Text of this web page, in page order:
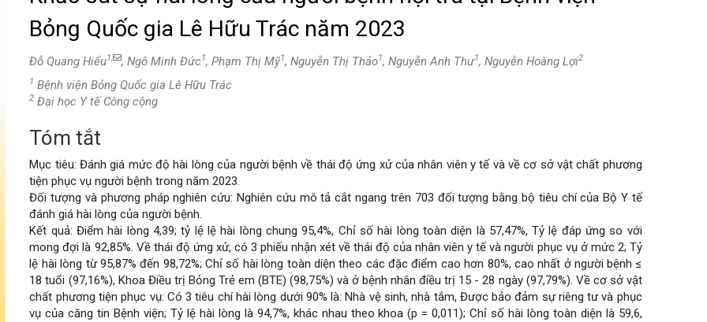
Bỏng Quốc gia Lê Hữu Trác năm 2023
Đỗ Quang Hiếu1, , Ngô Minh Đức1, Phạm Thị Mỹ1, Nguyễn Thị Thảo1, Nguyễn Anh Thư1, Nguyễn Hoàng Lợi2
1 Bệnh viện Bỏng Quốc gia Lê Hữu Trác
2 Đại học Y tế Công cộng
Nội
dung
chính
của
bài
viết
Tóm tắt
Mục tiêu: Đánh giá mức độ hài lòng của người bệnh về thái độ ứng xử của nhân viên y tế và về cơ sở vật chất phương
tiện phục vụ người bệnh trong năm 2023.
Đối tượng và phương pháp nghiên cứu: Nghiên cứu mô tả cắt ngang trên 703 đối tượng bằng bộ tiêu chí của Bộ Y tế
đánh giá hài lòng của người bệnh.
Kết quả: Điểm hài lòng 4,39; tỷ lệ lệ hài lòng chung 95,4%, Chỉ số hài lòng toàn diện là 57,47%, Tỷ lệ đáp ứng so với
mong đợi là 92,85%. Về thái độ ứng xử, có 3 phiếu nhận xét về thái độ của nhân viên y tế và người phục vụ ở mức 2; Tỷ
lệ hài lòng từ 95,87% đến 98,72%; Chỉ số hài lòng toàn diện theo các đặc điểm cao hơn 80%, cao nhất ở người bệnh ≤
18 tuổi (97,16%), Khoa Điều trị Bỏng Trẻ em (BTE) (98,75%) và ở bệnh nhân điều trị 15 - 28 ngày (97,79%). Về cơ sở vật
chất phương tiện phục vụ: Có 3 tiêu chí hài lòng dưới 90% là: Nhà vệ sinh, nhà tắm, Được bảo đảm sự riêng tư và phục
vụ của căng tin Bệnh viện; Tỷ lệ hài lòng là 94,7%, khác nhau theo khoa (p = 0,011); Chỉ số hài lòng toàn diện là 59,6,